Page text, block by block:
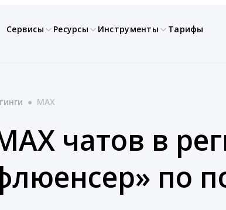
Сервисы Ресурсы Инструменты Тарифы
● MAX
чатов в
по